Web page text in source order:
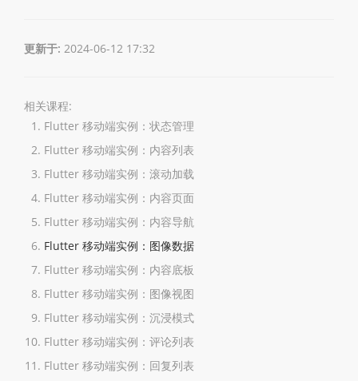
更新于: 2024-06-12 17:32
相关课程:
Flutter 移动端实例：状态管理
Flutter 移动端实例：内容列表
Flutter 移动端实例：滚动加载
Flutter 移动端实例：内容页面
Flutter 移动端实例：内容导航
Flutter 移动端实例：图像数据
Flutter 移动端实例：内容底板
Flutter 移动端实例：图像视图
Flutter 移动端实例：沉浸模式
Flutter 移动端实例：评论列表
Flutter 移动端实例：回复列表